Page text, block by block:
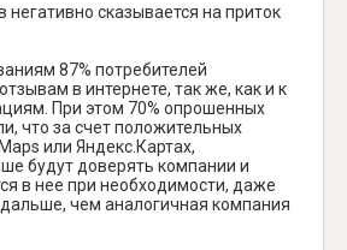
негативно сказывается на приток
87% потребителей
в интернете, так же, как и к
При этом 70% опрошенных
что за счет положительных
или Яндекс.Картах,
будут доверять компании и
в нее при необходимости, даже
чем аналогичная компания